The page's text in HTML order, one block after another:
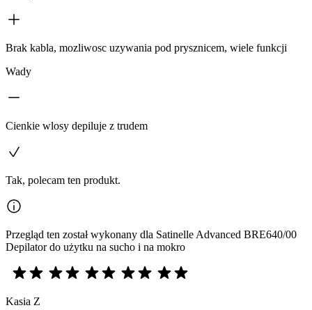
Brak kabla, mozliwosc uzywania pod prysznicem, wiele funkcji
Wady
Cienkie wlosy depiluje z trudem
Tak, polecam ten produkt.
Przegląd ten został wykonany dla Satinelle Advanced BRE640/00
Depilator do użytku na sucho i na mokro
Kasia Z